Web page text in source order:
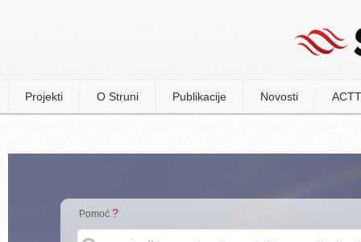
Projekti O Struni Publikacije Novosti
Pomoć ?